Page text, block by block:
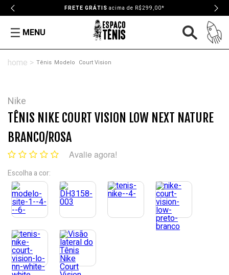
FRETE GRÁTIS acima de R$299,00*
MENU
Tênis Modelo Court Vision
Nike
TÊNIS NIKE COURT VISION LOW NEXT NATURE
BRANCO/ROSA
Avalie agora!
Escolha a cor: